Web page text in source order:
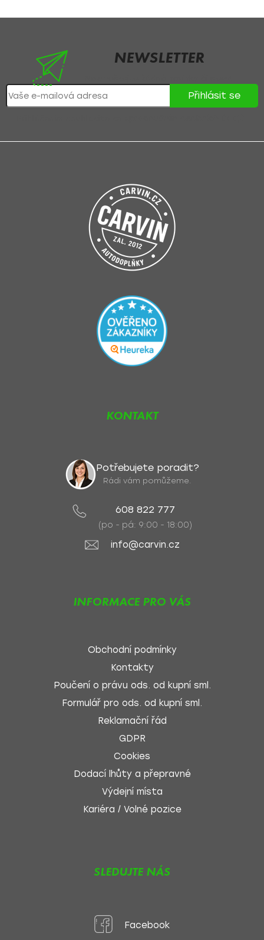
s
NEWSLETTER
Přihlásit se
KONTAKT
Potřebujete poradit?
Rádi vám pomůžeme.
608 822 777
(po - pá: 9:00 - 18:00)
info@carvin.cz
INFORMACE PRO VÁS
Obchodní podmínky
Kontakty
Poučení o právu ods. od kupní sml.
Formulář pro ods. od kupní sml.
Reklamační řád
GDPR
Cookies
Dodací lhůty a přepravné
Výdejní místa
Kariéra / Volné pozice
SLEDUJTE NÁS
Facebook